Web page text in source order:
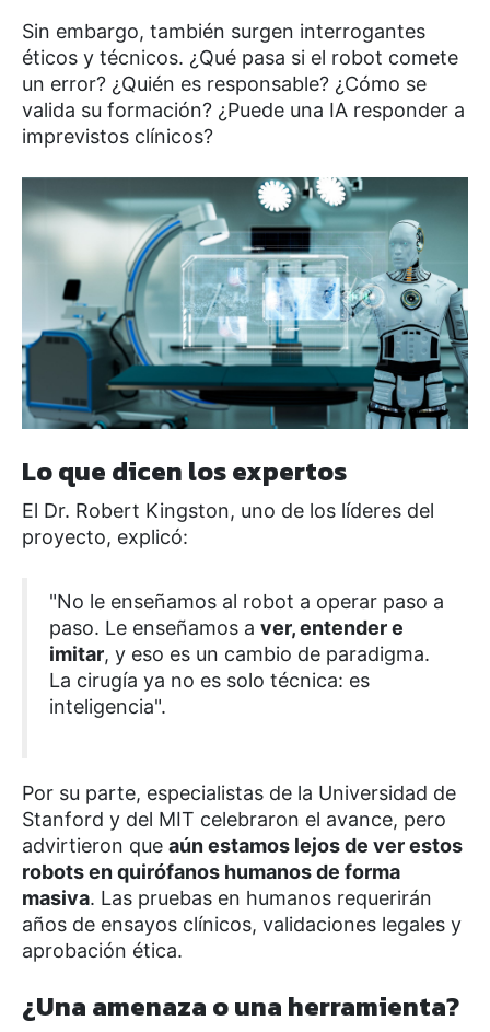
Sin embargo, también surgen interrogantes
éticos y técnicos. ¿Qué pasa si el robot comete
un error? ¿Quién es responsable? ¿Cómo se
valida su formación? ¿Puede una IA responder a
imprevistos clínicos?
Lo que dicen los expertos
El Dr. Robert Kingston, uno de los líderes del
proyecto, explicó:
"No le enseñamos al robot a operar paso a
paso. Le enseñamos a ver, entender e
imitar, y eso es un cambio de paradigma.
La cirugía ya no es solo técnica: es
inteligencia".
Por su parte, especialistas de la Universidad de
Stanford y del MIT celebraron el avance, pero
advirtieron que aún estamos lejos de ver estos
robots en quirófanos humanos de forma
masiva. Las pruebas en humanos requerirán
años de ensayos clínicos, validaciones legales y
aprobación ética.
¿Una amenaza o una herramienta?